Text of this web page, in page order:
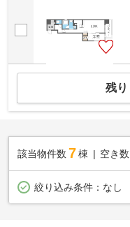
残り
該当物件数 7棟 空き数
絞り込み条件： なし